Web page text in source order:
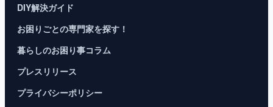
DIY解決ガイド
お困りごとの専門家を探す！
暮らしのお困り事コラム
プレスリリース
プライバシーポリシー